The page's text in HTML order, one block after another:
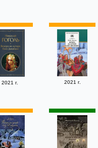
2021 г. 2021 г.